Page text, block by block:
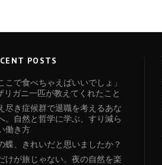
POSTS
こで食べちゃえばいいでしょ」
リガニ一匹が教えてくれたこと
尽き症候群で退職を考えるあな
。自然と哲学に学ぶ、すり減ら
働き方
蝶、きれいだと思いましたか？
けが旅じゃない。夜の自然を楽